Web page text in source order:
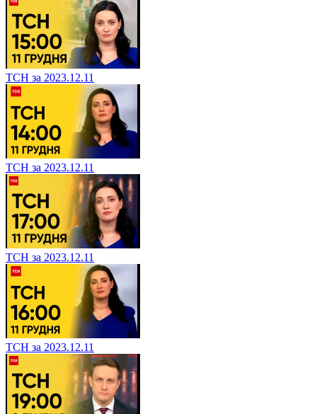
ТСН за 2023.12.11
ТСН за 2023.12.11
ТСН за 2023.12.11
ТСН за 2023.12.11